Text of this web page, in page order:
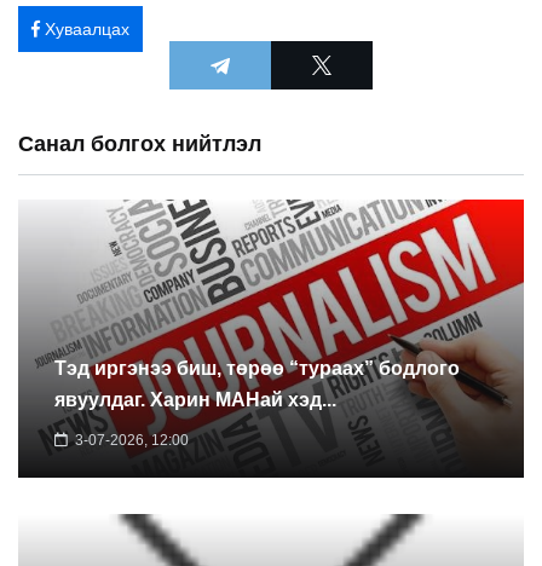
Хуваалцах
Санал болгох нийтлэл
Тэд иргэнээ биш, төрөө “тураах” бодлого
явуулдаг. Харин МАНай хэд...
3-07-2026, 12:00